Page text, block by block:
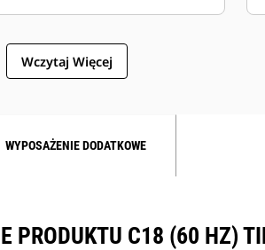
Wczytaj Więcej
WYPOSAŻENIE DODATKOWE
PRODUKTU C18 (60 HZ)